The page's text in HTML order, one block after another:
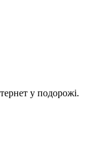
у подорожі.